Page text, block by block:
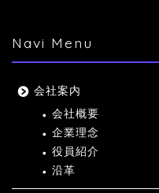
Navi Menu
会社案内
会社概要
企業理念
役員紹介
沿革